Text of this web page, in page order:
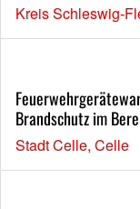
Kreis Schleswig-
Brandschutz im
Stadt Celle, Celle